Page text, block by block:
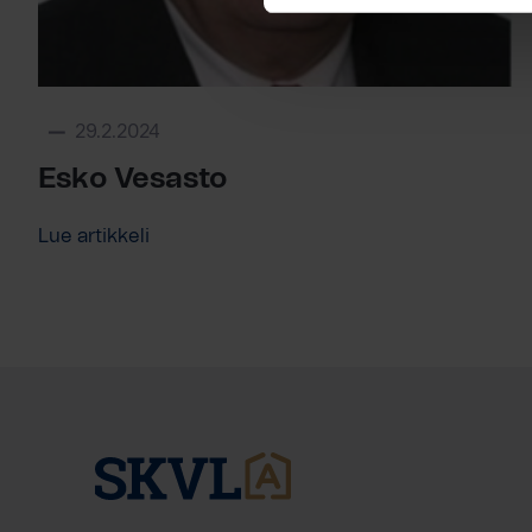
29.2.2024
Esko Vesasto
Lue artikkeli